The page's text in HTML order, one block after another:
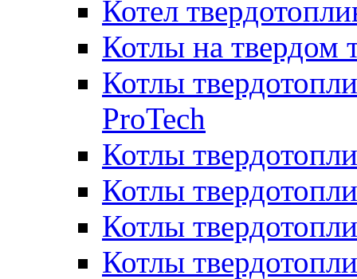
Котел
Котлы на твердом
Котлы
ProTech
Котлы
Котлы
Котлы
Котлы